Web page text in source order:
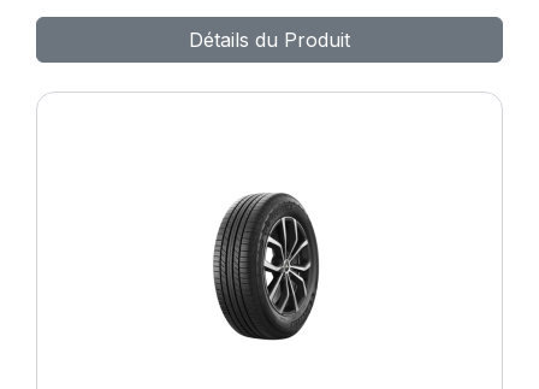
Détails du Produit